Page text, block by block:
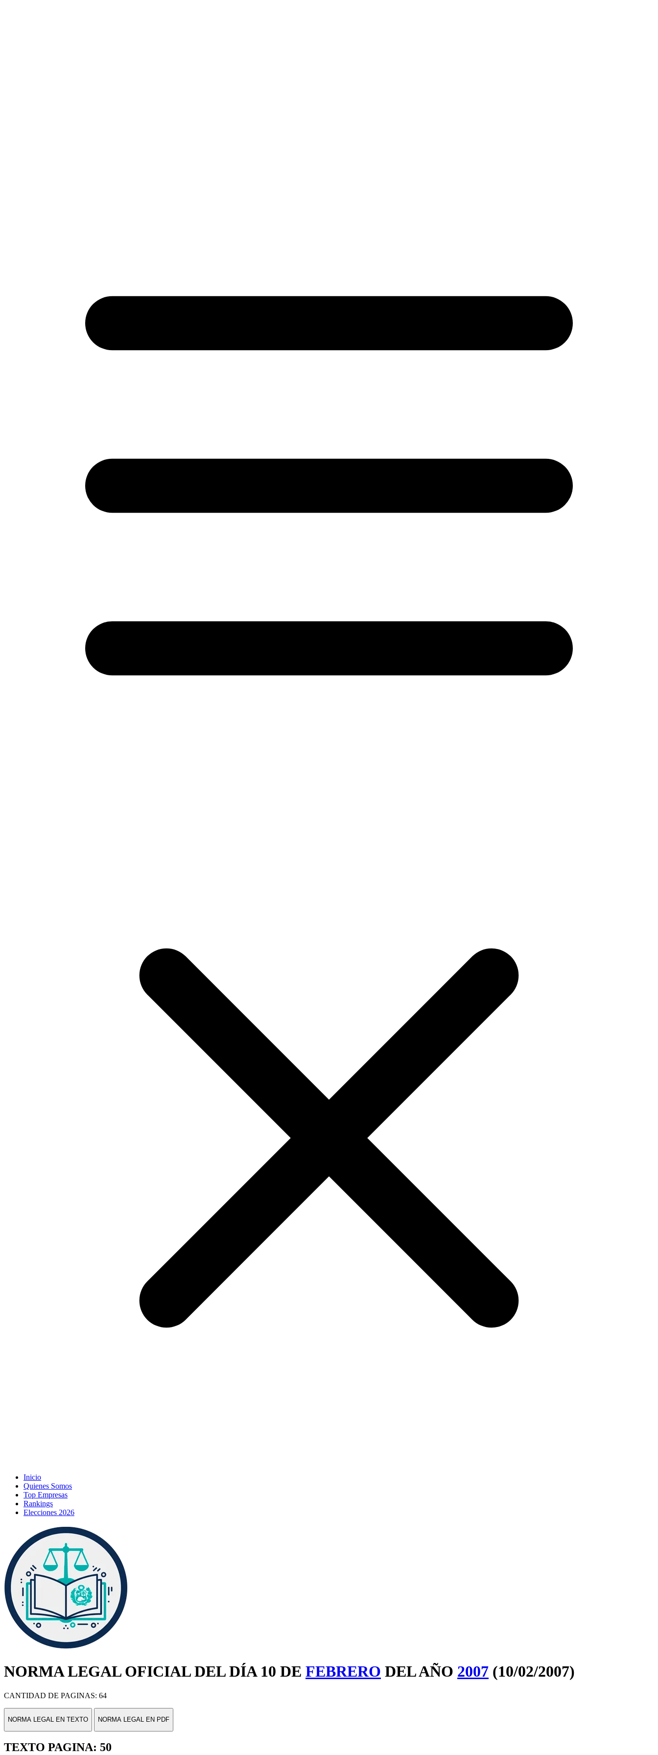
Inicio
Quienes Somos
Top Empresas
Rankings
Elecciones 2026
NORMA LEGAL OFICIAL DEL DÍA 10 DE FEBRERO DEL AÑO 2007 (10/02/2007)
CANTIDAD DE PAGINAS: 64
NORMA LEGAL EN TEXTO NORMA LEGAL EN PDF
TEXTO PAGINA: 50